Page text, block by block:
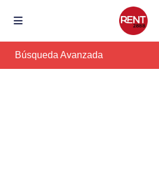
Búsqueda Avanzada